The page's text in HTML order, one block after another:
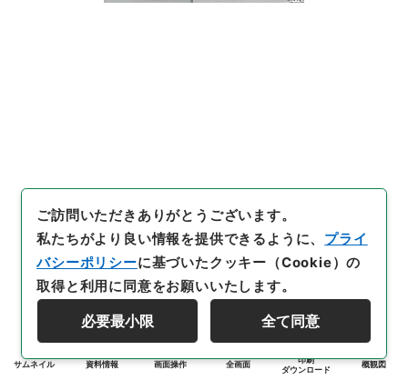
サムネイル 資料情報 画面操作 全画面
印刷
ダウンロード
概観図
ご訪問いただきありがとうございます。
私たちがより良い情報を提供できるように、 プライ
バシーポリシーに基づいたクッキー（Cookie）の
取得と利用に同意をお願いいたします。
必要最小限 全て同意